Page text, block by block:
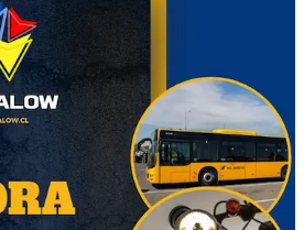
vendedor
calificaciones del vendedor